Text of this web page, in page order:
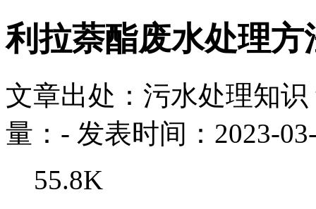
利拉萘酯废水处理方
文章出处：污水处理知识
量： - 发表时间：2023-
55.8K